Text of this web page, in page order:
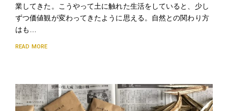
業してきた。こうやって土に触れた生活をしていると、少し
ずつ価値観が変わってきたように思える。自然との関わり方
はも…
READ MORE